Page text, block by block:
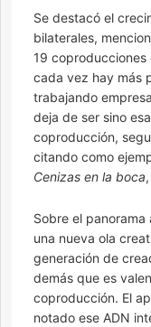
Se destacó el
bilaterales,
19 coproducciones
cada vez hay más
trabajando
deja de ser sino
coproducción,
citando como
Cenizas en la boca
Sobre el
una nueva ola
generación de
demás que es
coproducción. El
notado ese ADN